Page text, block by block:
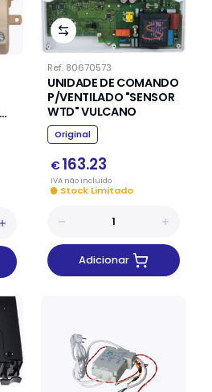
Ref. 80670573
UNIDADE DE COMANDO
P/VENTILADO "SENSOR
WTD" VULCANO
Original
€ 163.23
IVA nãoincluído
Stock Limitado
Adicionar